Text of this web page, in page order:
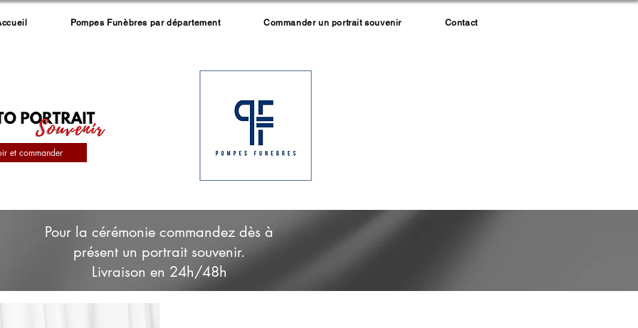
Pompes Funèbres par département Commander un portrait souvenir Contact
et commander
Pour la cérémonie commandez dès à
présent un portrait souvenir.
Livraison en 24h/48h